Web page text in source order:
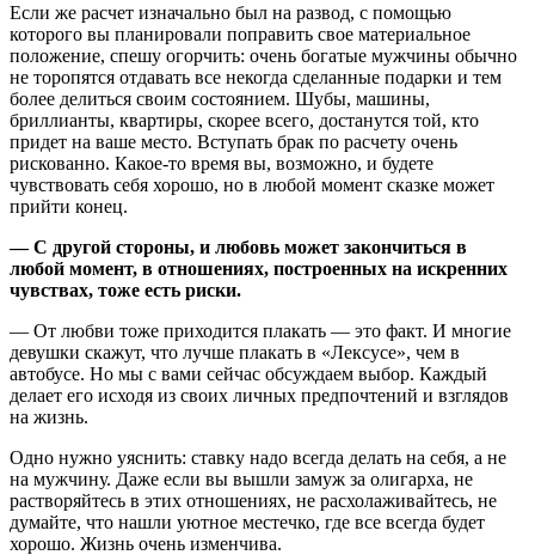
Если же расчет изначально был на развод, с помощью
которого вы планировали поправить свое материальное
положение, спешу огорчить: очень богатые мужчины обычно
не торопятся отдавать все некогда сделанные подарки и тем
более делиться своим состоянием. Шубы, машины,
бриллианты, квартиры, скорее всего, достанутся той, кто
придет на ваше место. Вступать брак по расчету очень
рискованно. Какое-то время вы, возможно, и будете
чувствовать себя хорошо, но в любой момент сказке может
прийти конец.
— С другой стороны, и любовь может закончиться в
любой момент, в отношениях, построенных на искренних
чувствах, тоже есть риски.
— От любви тоже приходится плакать — это факт. И многие
девушки скажут, что лучше плакать в «Лексусе», чем в
автобусе. Но мы с вами сейчас обсуждаем выбор. Каждый
делает его исходя из своих личных предпочтений и взглядов
на жизнь.
Одно нужно уяснить: ставку надо всегда делать на себя, а не
на мужчину. Даже если вы вышли замуж за олигарха, не
растворяйтесь в этих отношениях, не расхолаживайтесь, не
думайте, что нашли уютное местечко, где все всегда будет
хорошо. Жизнь очень изменчива.